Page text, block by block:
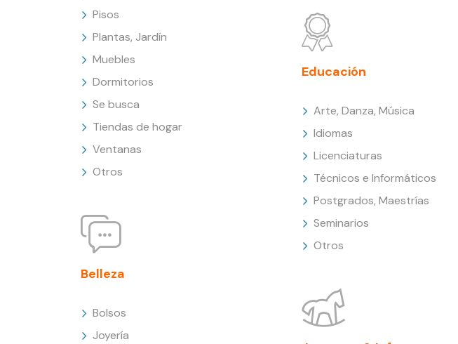
Pisos
Plantas, Jardín
Muebles
Dormitorios
Se busca
Tiendas de hogar
Ventanas
Otros
Belleza
Bolsos
Joyería
Educación
Arte, Danza, Música
Idiomas
Licenciaturas
Técnicos e Informáticos
Postgrados, Maestrías
Seminarios
Otros